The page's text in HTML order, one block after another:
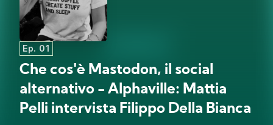
Ep. 01
Che cos'è Mastodon, il social
alternativo - Alphaville: Mattia
Pelli intervista Filippo Della Bianca